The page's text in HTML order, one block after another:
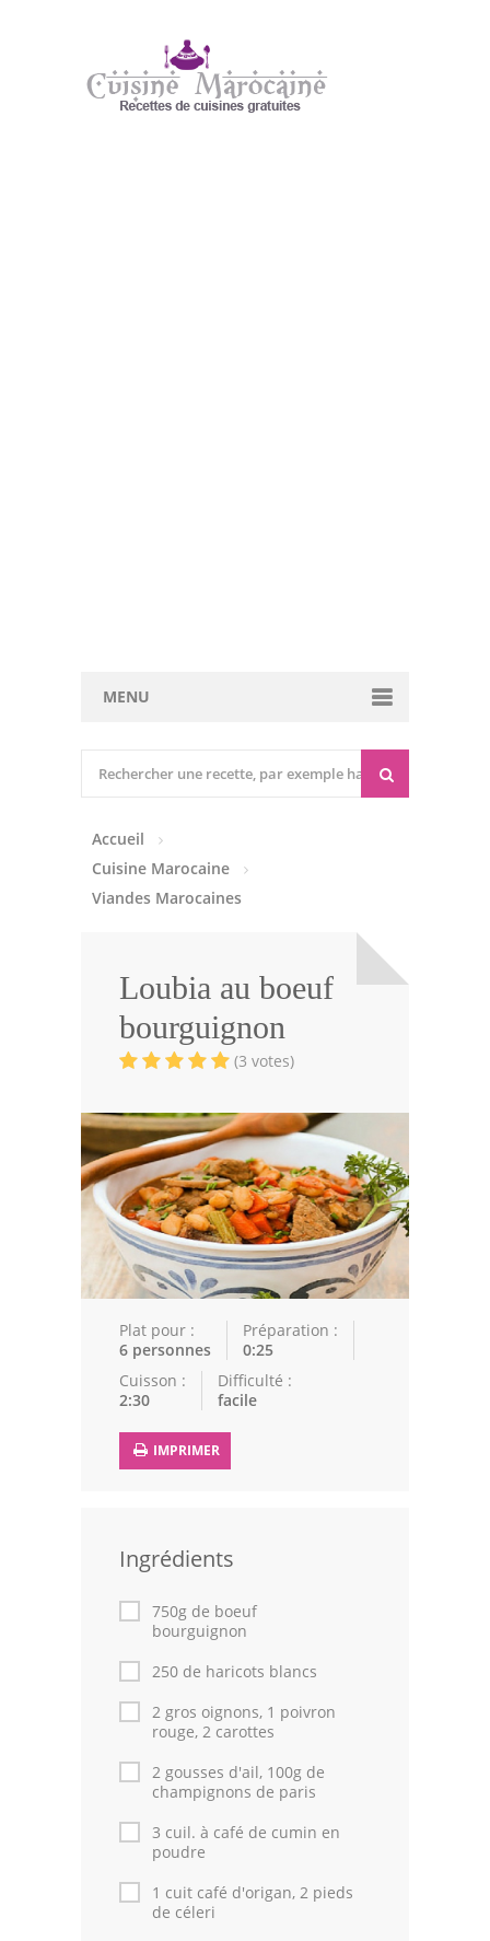
MENU
Entrées Froides
Tajines
Viandes
Volailles
Poissons
Soupes
Pâtisseries
Epices
Recettes Marocaine
Tajines
Viandes
Poissons
Cuisines Orientales
Recettes marocaine
Cuisine Algérienne
Cuisine Tunisienne
Cuisine Juive
Cuisine Libanaise
Actualités
Accueil
Cuisine Marocaine
Viandes Marocaines
Loubia au boeuf
bourguignon
(3 votes)
Plat pour :
6 personnes
Préparation :
0:25
Cuisson :
2:30
Difficulté :
facile
IMPRIMER
Ingrédients
750g de boeuf
bourguignon
250 de haricots blancs
2 gros oignons, 1 poivron
rouge, 2 carottes
2 gousses d'ail, 100g de
champignons de paris
3 cuil. à café de cumin en
poudre
1 cuit café d'origan, 2 pieds
de céleri